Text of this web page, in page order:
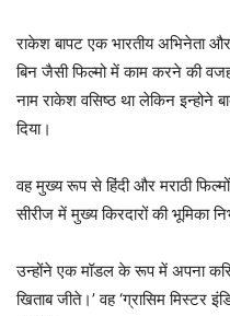
राकेश बापट एक भारतीय अभिनेता
बिन जैसी फिल्मो में काम करने की
नाम राकेश वसिष्ठ था लेकिन इन्होने
दिया।
वह मुख्य रूप से हिंदी और मराठी
सीरीज में मुख्य किरदारों की भूमिका
उन्होंने एक मॉडल के रूप में अपना
खिताब जीते।’ वह ‘ग्रासिम मिस्टर